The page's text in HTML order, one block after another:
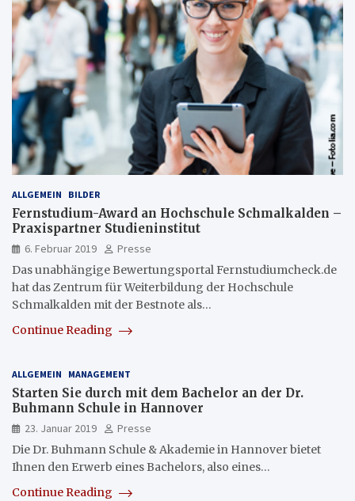
ALLGEMEIN BILDER
Fernstudium-Award an Hochschule Schmalkalden –
Praxispartner Studieninstitut
6. Februar 2019
Presse
Das unabhängige Bewertungsportal Fernstudiumcheck.de
hat das Zentrum für Weiterbildung der Hochschule
Schmalkalden mit der Bestnote als…
Continue Reading
ALLGEMEIN MANAGEMENT
Starten Sie durch mit dem Bachelor an der Dr.
Buhmann Schule in Hannover
23. Januar 2019
Presse
Die Dr. Buhmann Schule & Akademie in Hannover bietet
Ihnen den Erwerb eines Bachelors, also eines…
Continue Reading